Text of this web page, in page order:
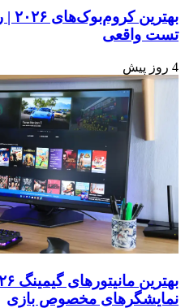
تست واقعی
4 روز پیش
نمایشگرهای مخصوص بازی